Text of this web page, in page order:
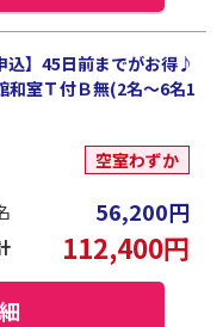
】45日前までがお得♪
室Ｔ付Ｂ無(2名～6名1
空室わずか
56,200円
112,400円